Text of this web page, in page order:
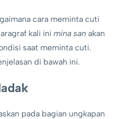
cara meminta cuti
kali ini mina san akan
saat meminta cuti.
di bawah ini.
pada bagian ungkapan